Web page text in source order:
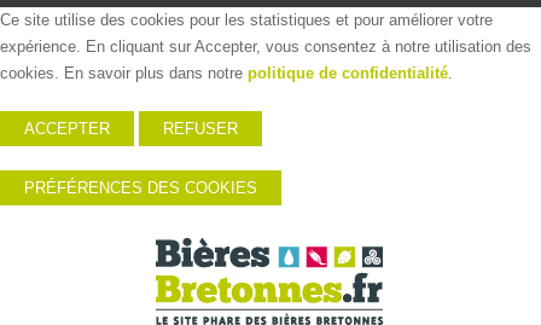
Ce site utilise des cookies pour les statistiques et pour améliorer votre
expérience. En cliquant sur Accepter, vous consentez à notre utilisation des
cookies. En savoir plus dans notre politique de confidentialité.
ACCEPTER REFUSER
PRÉFÉRENCES DES COOKIES